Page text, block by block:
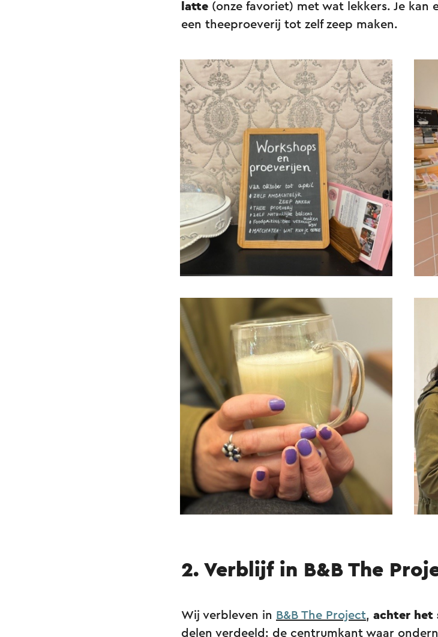
latte (onze favoriet) met wat lekkers. Je kan
een theeproeverij tot zelf zeep maken.
2. Verblijf in B&B The
Wij verbleven in B&B The Project, achter het
delen verdeeld: de centrumkant waar